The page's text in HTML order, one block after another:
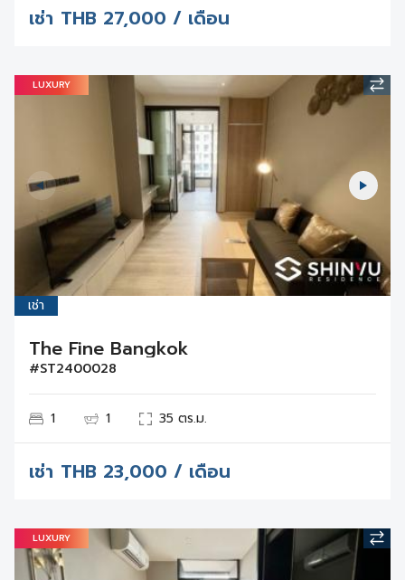
เช่า THB 27,000 / เดือน
LUXURY
เช่า
The Fine Bangkok
#ST2400028
1 1 35 ตร.ม.
เช่า THB 23,000 / เดือน
LUXURY